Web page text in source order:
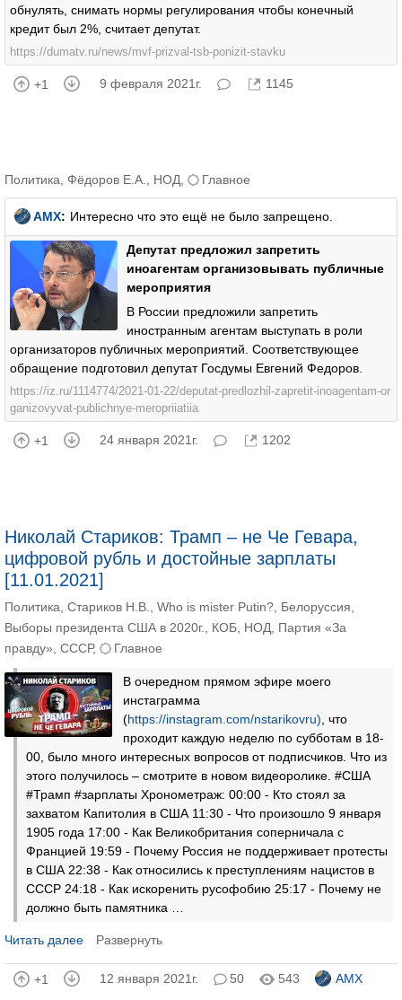
обнулять, снимать нормы регулирования чтобы конечный
кредит был 2%, считает депутат.
https://dumatv.ru/news/mvf-prizval-tsb-ponizit-stavku
+1 9 февраля 2021г. 1145
Политика Фёдоров Е.А. НОД Главное
AMX: Интересно что это ещё не было запрещено.
Депутат предложил запретить
иноагентам организовывать публичные
мероприятия
В России предложили запретить
иностранным агентам выступать в роли
организаторов публичных мероприятий. Соответствующее
обращение подготовил депутат Госдумы Евгений Федоров.
https://iz.ru/1114774/2021-01-22/deputat-predlozhil-zapretit-inoagentam-or
ganizovyvat-publichnye-meropriiatiia
+1 24 января 2021г. 1202
Николай Стариков: Трамп – не Че Гевара,
цифровой рубль и достойные зарплаты
[11.01.2021]
Политика Стариков Н.В. Who is mister Putin? Белоруссия
Выборы президента США в 2020г.
КОБ НОД
Партия «За
правду» СССР, Главное
В очередном прямом эфире моего
инстаграмма
(https://instagram.com/nstarikovru) , что
проходит каждую неделю по субботам в 18-
00, было много интересных вопросов от подписчиков. Что из
этого получилось – смотрите в новом видеоролике. #США
#Трамп #зарплаты Хронометраж: 00:00 - Кто стоял за
захватом Капитолия в США 11:30 - Что произошло 9 января
1905 года 17:00 - Как Великобритания соперничала с
Францией 19:59 - Почему Россия не поддерживает протесты
в США 22:38 - Как относились к преступлениям нацистов в
СССР 24:18 - Как искоренить русофобию 25:17 - Почему не
должно быть памятника …
Читать далее Развернуть
+1 12 января 2021г. 50 543 AMX